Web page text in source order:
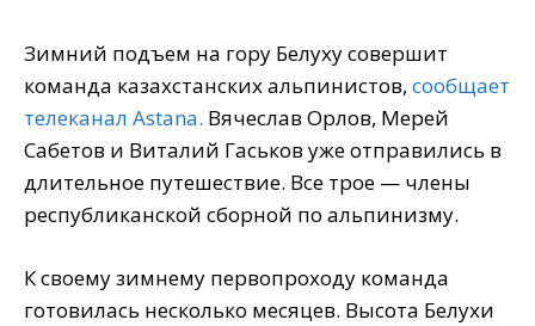
Зимний подъем на гору Белуху совершит
команда казахстанских альпинистов, сообщает
телеканал Astana. Вячеслав Орлов, Мерей
Сабетов и Виталий Гаськов уже отправились в
длительное путешествие. Все трое — члены
республиканской сборной по альпинизму.
К своему зимнему первопроходу команда
готовилась несколько месяцев. Высота Белухи